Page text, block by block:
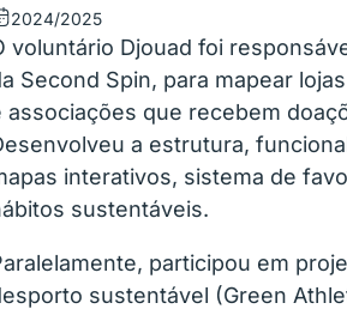
2024/2025
voluntário Djouad foi
Second Spin, para mapear
associações que recebem
a estrutura,
interativos, sistema de
sustentáveis.
participou em
sustentável (Green